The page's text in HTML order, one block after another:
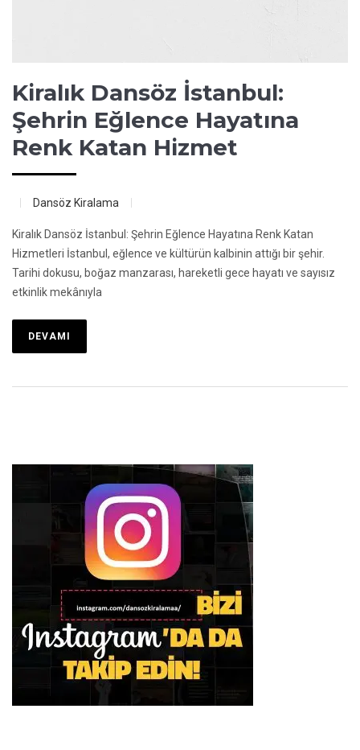
Kiralık Dansöz İstanbul:
Şehrin Eğlence Hayatına
Renk Katan Hizmet
Dansöz Kiralama
Kiralık Dansöz İstanbul: Şehrin Eğlence Hayatına Renk Katan
Hizmetleri İstanbul, eğlence ve kültürün kalbinin attığı bir şehir.
Tarihi dokusu, boğaz manzarası, hareketli gece hayatı ve sayısız
etkinlik mekânıyla
DEVAMI